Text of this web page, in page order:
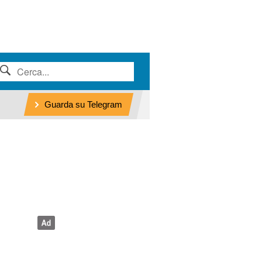
Guarda su Telegram